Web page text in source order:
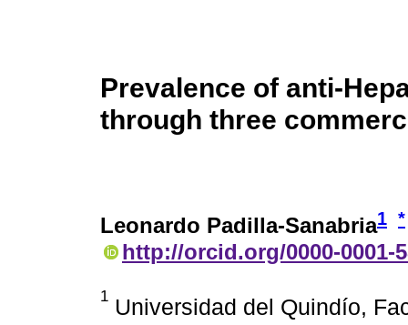
Prevalence of anti-
through three
Leonardo Padilla-Sanabria1 *
http://orcid.org/0000-0001-
1 Universidad del Quindío,